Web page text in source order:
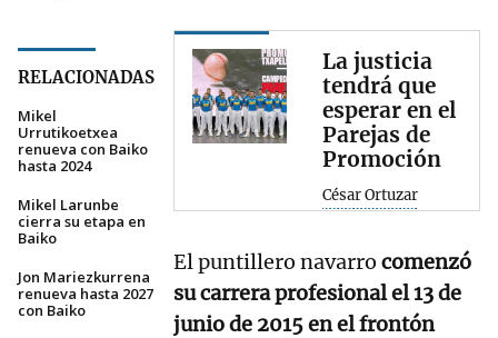
RELACIONADAS
Mikel
Urrutikoetxea
renueva con Baiko
hasta 2024
Mikel Larunbe
cierra su etapa en
Baiko
Jon Mariezkurrena
renueva hasta 2027
con Baiko
La justicia
tendrá que
esperar en el
Parejas de
Promoción
César Ortuzar
El puntillero navarro comenzó
su carrera profesional el 13 de
junio de 2015 en el frontón